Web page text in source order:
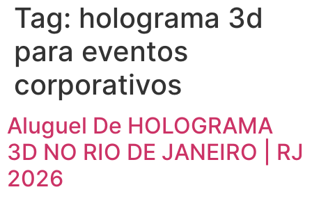
Tag: holograma 3d
para eventos
corporativos
Aluguel De HOLOGRAMA
3D NO RIO DE JANEIRO | RJ
2026